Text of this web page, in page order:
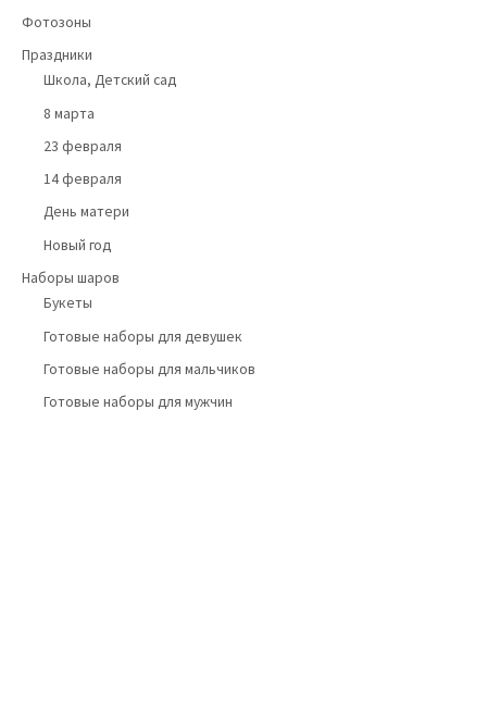
Фотозоны
Праздники
Школа, Детский сад
8 марта
23 февраля
14 февраля
День матери
Новый год
Наборы шаров
Букеты
Готовые наборы для девушек
Готовые наборы для мальчиков
Готовые наборы для мужчин